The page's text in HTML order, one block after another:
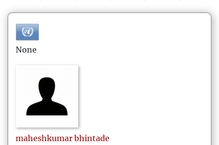
None
maheshkumar bhintade